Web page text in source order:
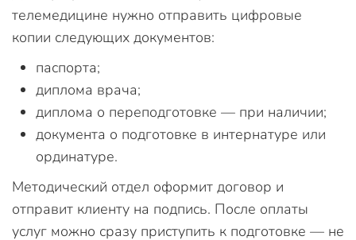
телемедицине нужно отправить цифровые
копии следующих документов:
паспорта;
диплома врача;
диплома о переподготовке — при наличии;
документа о подготовке в интернатуре или
ординатуре.
Методический отдел оформит договор и
отправит клиенту на подпись. После оплаты
услуг можно сразу приступить к подготовке — не